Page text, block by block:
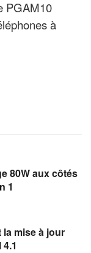
PGAM10
à
80W aux côtés
1
la mise à jour